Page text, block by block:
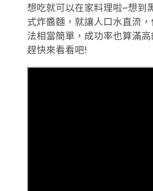
想吃就可以在家料理啦~想到
式炸醬麵，就讓人口水直流
法相當簡單，成功率也算滿
趕快來看看吧!